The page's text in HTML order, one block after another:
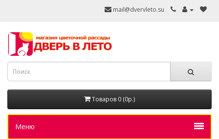
mail@dvervleto.su
Товаров 0 (0р.)
Меню